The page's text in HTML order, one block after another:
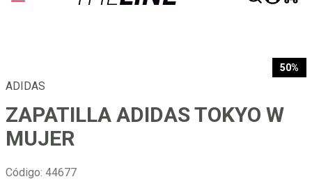
50%
ADIDAS
ZAPATILLA ADIDAS TOKYO W
MUJER
Código: 44677